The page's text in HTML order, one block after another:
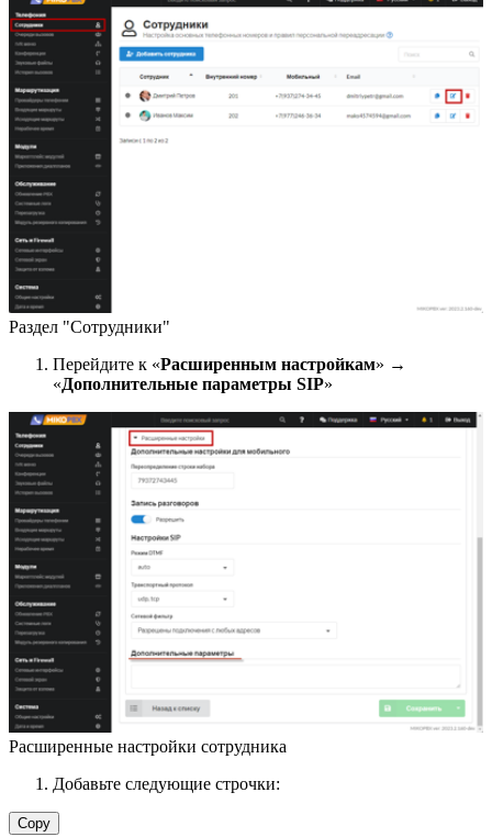
Раздел "Сотрудники"
Перейдите к «Расширенным настройкам» →
«Дополнительные параметры SIP»
Расширенные настройки сотрудника
Добавьте следующие строчки:
Copy